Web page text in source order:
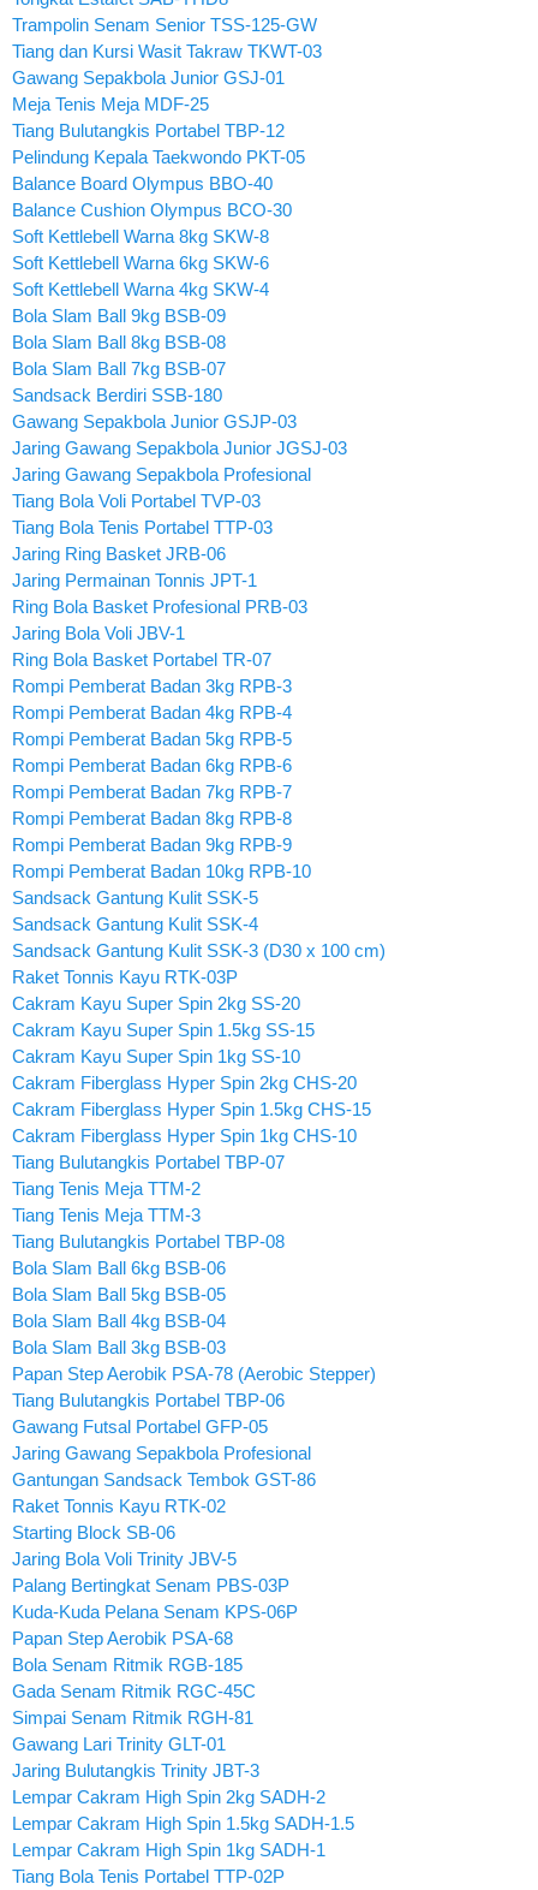
Trampolin Senam Senior TSS-125-GW
Tiang dan Kursi Wasit Takraw TKWT-03
Gawang Sepakbola Junior GSJ-01
Meja Tenis Meja MDF-25
Tiang Bulutangkis Portabel TBP-12
Pelindung Kepala Taekwondo PKT-05
Balance Board Olympus BBO-40
Balance Cushion Olympus BCO-30
Soft Kettlebell Warna 8kg SKW-8
Soft Kettlebell Warna 6kg SKW-6
Soft Kettlebell Warna 4kg SKW-4
Bola Slam Ball 9kg BSB-09
Bola Slam Ball 8kg BSB-08
Bola Slam Ball 7kg BSB-07
Sandsack Berdiri SSB-180
Gawang Sepakbola Junior GSJP-03
Jaring Gawang Sepakbola Junior JGSJ-03
Jaring Gawang Sepakbola Profesional
Tiang Bola Voli Portabel TVP-03
Tiang Bola Tenis Portabel TTP-03
Jaring Ring Basket JRB-06
Jaring Permainan Tonnis JPT-1
Ring Bola Basket Profesional PRB-03
Jaring Bola Voli JBV-1
Ring Bola Basket Portabel TR-07
Rompi Pemberat Badan 3kg RPB-3
Rompi Pemberat Badan 4kg RPB-4
Rompi Pemberat Badan 5kg RPB-5
Rompi Pemberat Badan 6kg RPB-6
Rompi Pemberat Badan 7kg RPB-7
Rompi Pemberat Badan 8kg RPB-8
Rompi Pemberat Badan 9kg RPB-9
Rompi Pemberat Badan 10kg RPB-10
Sandsack Gantung Kulit SSK-5
Sandsack Gantung Kulit SSK-4
Sandsack Gantung Kulit SSK-3 (D30 x 100 cm)
Raket Tonnis Kayu RTK-03P
Cakram Kayu Super Spin 2kg SS-20
Cakram Kayu Super Spin 1.5kg SS-15
Cakram Kayu Super Spin 1kg SS-10
Cakram Fiberglass Hyper Spin 2kg CHS-20
Cakram Fiberglass Hyper Spin 1.5kg CHS-15
Cakram Fiberglass Hyper Spin 1kg CHS-10
Tiang Bulutangkis Portabel TBP-07
Tiang Tenis Meja TTM-2
Tiang Tenis Meja TTM-3
Tiang Bulutangkis Portabel TBP-08
Bola Slam Ball 6kg BSB-06
Bola Slam Ball 5kg BSB-05
Bola Slam Ball 4kg BSB-04
Bola Slam Ball 3kg BSB-03
Papan Step Aerobik PSA-78 (Aerobic Stepper)
Tiang Bulutangkis Portabel TBP-06
Gawang Futsal Portabel GFP-05
Jaring Gawang Sepakbola Profesional
Gantungan Sandsack Tembok GST-86
Raket Tonnis Kayu RTK-02
Starting Block SB-06
Jaring Bola Voli Trinity JBV-5
Palang Bertingkat Senam PBS-03P
Kuda-Kuda Pelana Senam KPS-06P
Papan Step Aerobik PSA-68
Bola Senam Ritmik RGB-185
Gada Senam Ritmik RGC-45C
Simpai Senam Ritmik RGH-81
Gawang Lari Trinity GLT-01
Jaring Bulutangkis Trinity JBT-3
Lempar Cakram High Spin 2kg SADH-2
Lempar Cakram High Spin 1.5kg SADH-1.5
Lempar Cakram High Spin 1kg SADH-1
Tiang Bola Tenis Portabel TTP-02P